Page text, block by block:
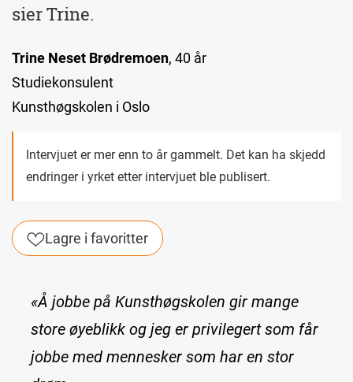
sier Trine.
Trine Neset Brødremoen, 40 år
Studiekonsulent
Kunsthøgskolen i Oslo
Intervjuet er mer enn to år gammelt. Det kan ha skjedd
endringer i yrket etter intervjuet ble publisert.
Lagre i favoritter
«Å jobbe på Kunsthøgskolen gir mange
store øyeblikk og jeg er privilegert som får
jobbe med mennesker som har en stor